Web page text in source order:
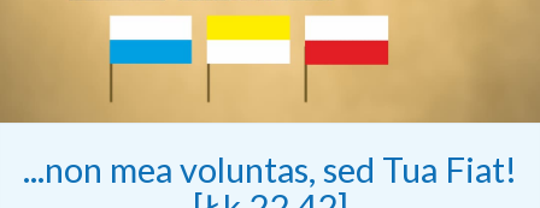
...non mea voluntas, sed Tua Fiat!